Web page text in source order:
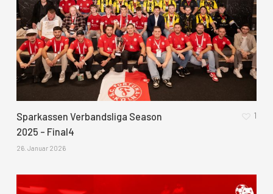
Sparkassen Verbandsliga Season
2025 – Final4
26. Januar 2026
1